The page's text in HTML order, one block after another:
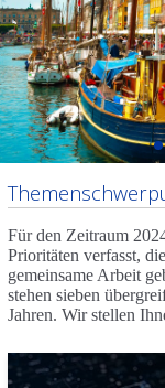
Für den Zeitraum
Prioritäten verfasst,
gemeinsame Arbeit
stehen sieben
Jahren. Wir stellen